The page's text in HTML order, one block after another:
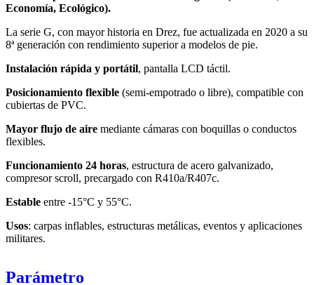
Economía, Ecológico).
La serie G, con mayor historia en Drez, fue actualizada en 2020 a su
8ª generación con rendimiento superior a modelos de pie.
Instalación rápida y portátil, pantalla LCD táctil.
Posicionamiento flexible (semi-empotrado o libre), compatible con
cubiertas de PVC.
Mayor flujo de aire mediante cámaras con boquillas o conductos
flexibles.
Funcionamiento 24 horas, estructura de acero galvanizado,
compresor scroll, precargado con R410a/R407c.
Estable entre -15°C y 55°C.
Usos: carpas inflables, estructuras metálicas, eventos y aplicaciones
militares.
Parámetro